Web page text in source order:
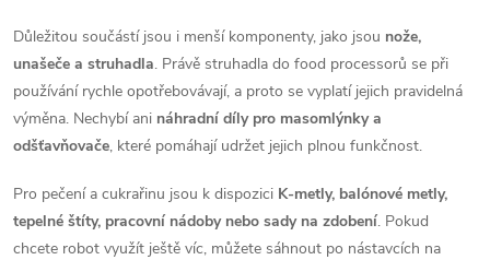
Důležitou součástí jsou i menší komponenty, jako jsou nože,
unašeče a struhadla. Právě struhadla do food processorů se při
používání rychle opotřebovávají, a proto se vyplatí jejich pravidelná
výměna. Nechybí ani náhradní díly pro masomlýnky a
odšťavňovače, které pomáhají udržet jejich plnou funkčnost.
Pro pečení a cukrařinu jsou k dispozici K-metly, balónové metly,
tepelné štíty, pracovní nádoby nebo sady na zdobení. Pokud
chcete robot využít ještě víc, můžete sáhnout po nástavcích na